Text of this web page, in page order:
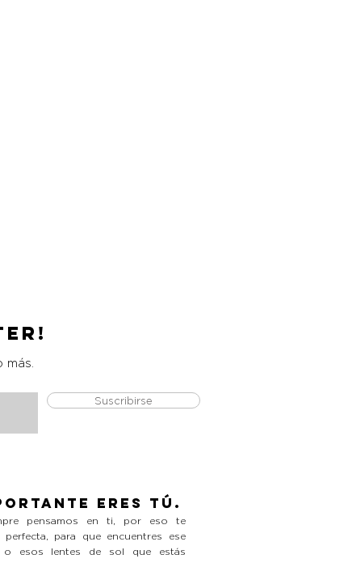
Suscribirse
eres tú.
pensamos en ti, por eso te
perfecta, para que encuentres ese
o esos lentes de sol que estás